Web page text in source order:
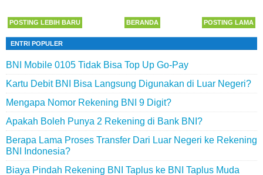
POSTING LEBIH BARU POSTING LAMA
BERANDA
ENTRI POPULER
BNI Mobile 0105 Tidak Bisa Top Up Go-Pay
Kartu Debit BNI Bisa Langsung Digunakan di Luar Negeri?
Mengapa Nomor Rekening BNI 9 Digit?
Apakah Boleh Punya 2 Rekening di Bank BNI?
Berapa Lama Proses Transfer Dari Luar Negeri ke Rekening
BNI Indonesia?
Biaya Pindah Rekening BNI Taplus ke BNI Taplus Muda